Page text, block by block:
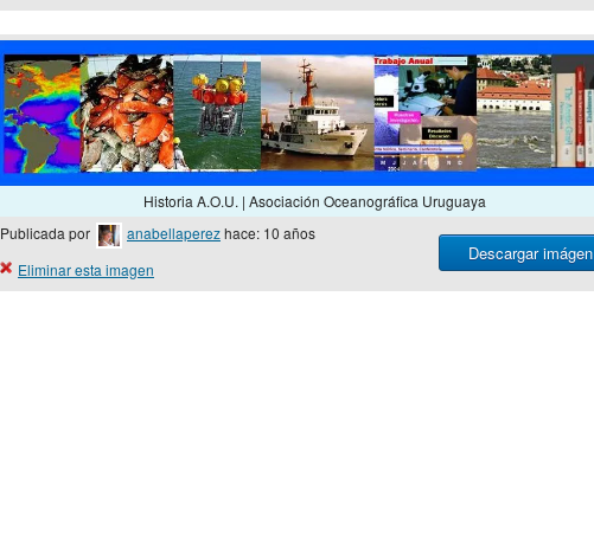
Historia A.O.U. | Asociación Oceanográfica Uruguaya
Descargar imágen
Publicada por anabellaperezhace: 10 años
Eliminar esta imagen